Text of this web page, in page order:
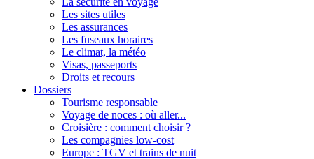
Les sites utiles
Les assurances
Les fuseaux horaires
Le climat, la météo
Visas, passeports
Droits et recours
Dossiers
Tourisme responsable
Voyage de noces : où aller...
Croisière : comment choisir ?
Les compagnies low-cost
Europe : TGV et trains de nuit